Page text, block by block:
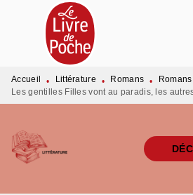
MENU RECHERCHE
PIED DE PAGE
Accueil • Littérature • Romans •
Les gentilles Filles vont au paradis, les